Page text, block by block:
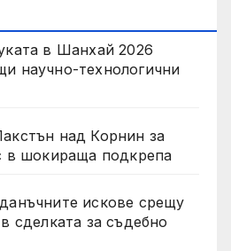
в Шанхай 2026
научно-технологични
над Корнин за
в шокираща подкрепа
искове срещу
сделката за съдебно